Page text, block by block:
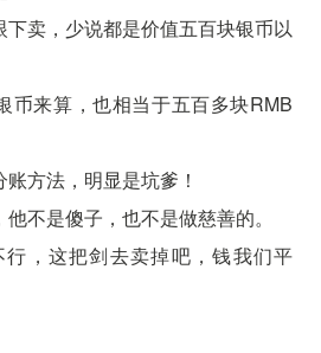
卖，少说都是价值五百块银币以
币来算，也相当于五百多块RMB
方法，明显是坑爹！
不是傻子，也不是做慈善的。
行，这把剑去卖掉吧，钱我们平